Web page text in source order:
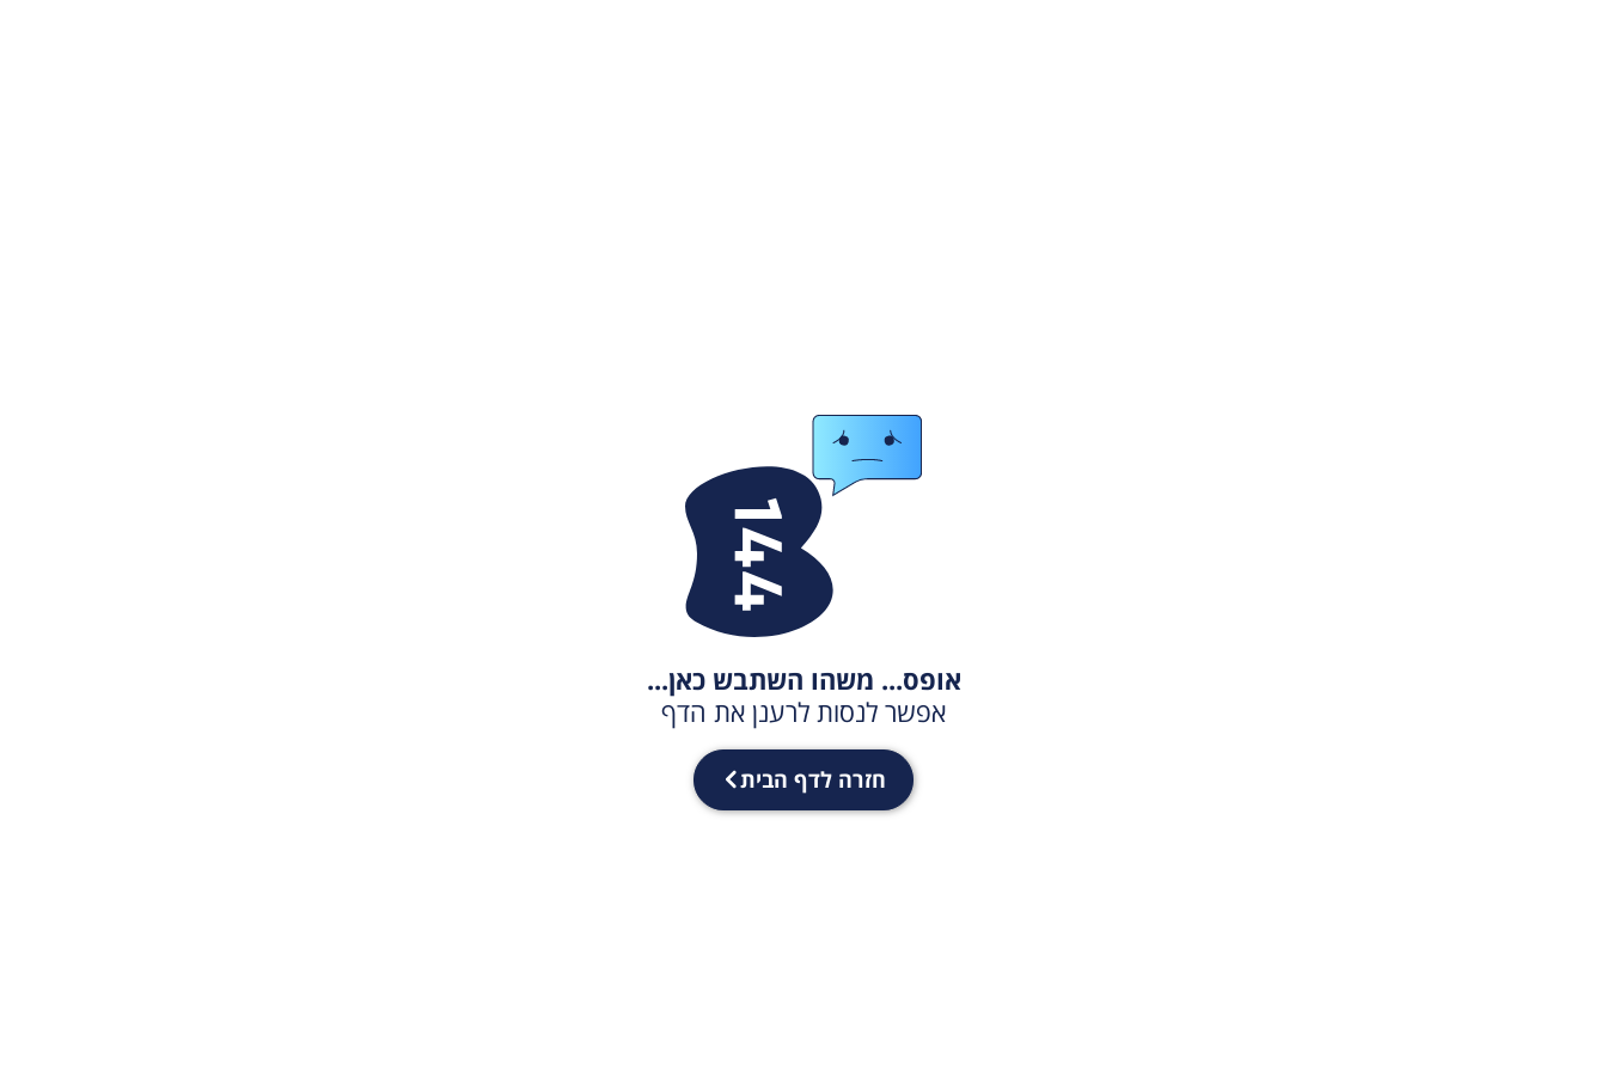
אופס... משהו השתבש כאן...
אפשר לנסות לרענן את הדף
חזרה לדף הבית